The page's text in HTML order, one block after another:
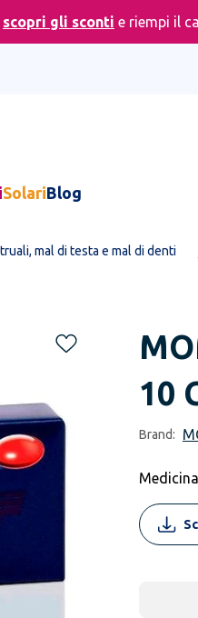
scopri gli sconti e riempi il
SolariBlog
mal di testa e mal di denti
10
Brand: